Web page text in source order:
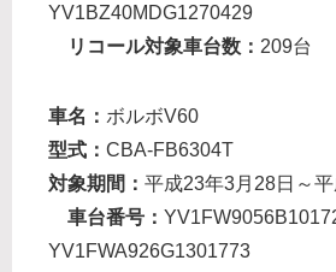
YV1BZ40MDG1270429
リコール対象車台数： 209台
車名： ボルボV60
型式： CBA-FB6304T
対象期間： 平成23年3月28日～
車台番号：
YV1FWA926G1301773